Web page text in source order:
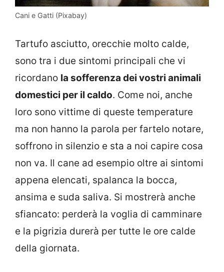
Cani e Gatti (Pixabay)
Tartufo asciutto, orecchie molto calde,
sono tra i due sintomi principali che vi
ricordano la sofferenza dei vostri animali
domestici per il caldo. Come noi, anche
loro sono vittime di queste temperature
ma non hanno la parola per fartelo notare,
soffrono in silenzio e sta a noi capire cosa
non va. Il cane ad esempio oltre ai sintomi
appena elencati, spalanca la bocca,
ansima e suda saliva. Si mostrerà anche
sfiancato: perderà la voglia di camminare
e la pigrizia durerà per tutte le ore calde
della giornata.